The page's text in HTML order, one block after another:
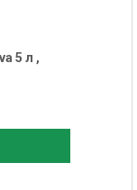
5 л ,